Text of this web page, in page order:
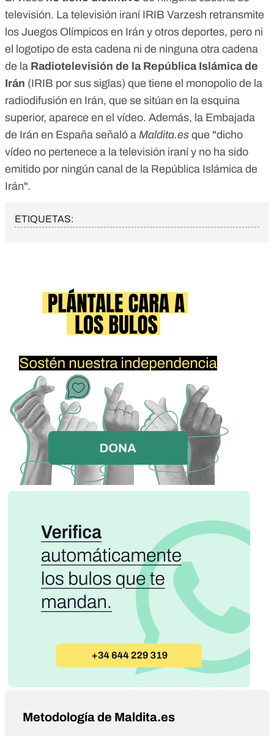
televisión. La televisión iraní IRIB Varzesh retransmite
los Juegos Olímpicos en Irán y otros deportes, pero ni
el logotipo de esta cadena ni de ninguna otra cadena
de la Radiotelevisión de la República Islámica de
Irán (IRIB por sus siglas) que tiene el monopolio de la
radiodifusión en Irán, que se sitúan en la esquina
superior, aparece en el vídeo. Además, la Embajada
de Irán en España señaló a Maldita.es que "dicho
vídeo no pertenece a la televisión iraní y no ha sido
emitido por ningún canal de la República Islámica de
Irán".
ETIQUETAS:
Metodología de Maldita.es